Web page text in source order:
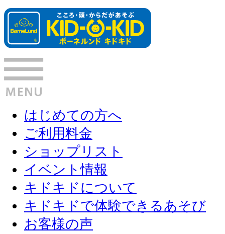
はじめての方へ
ご利用料金
ショップリスト
イベント情報
キドキドについて
キドキドで体験できるあそび
お客様の声